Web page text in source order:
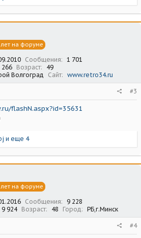
на форуме
Сообщения
1 701
266 Возраст
49
Волгоград Сайт www.retro34.ru
#3
flashN.aspx?id=35631
и еще 4
на форуме
Сообщения
9 228
9 924 Возраст 48 Город РБ,г.Минск
#4